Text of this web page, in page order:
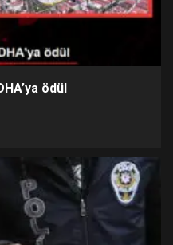
ödül